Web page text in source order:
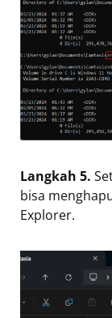
Langkah 5.
bisa
Explorer.